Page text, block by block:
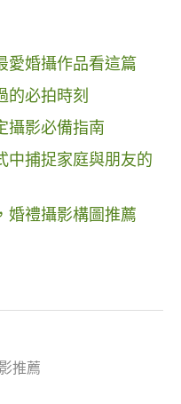
愛婚攝作品看這篇
的必拍時刻
攝影必備指南
中捕捉家庭與朋友的
婚禮攝影構圖推薦
推薦